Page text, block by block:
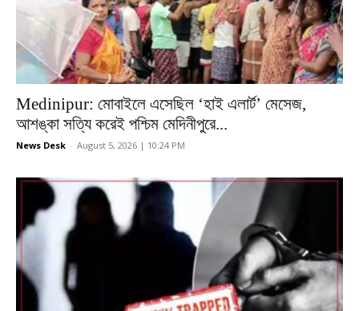
Medinipur: মোবাইলে এসেছিল ‘হাই এলার্ট’ মেসেজ,
আশঙ্কা সত্যি করেই পশ্চিম মেদিনীপুরে...
News Desk - August 5, 2026 | 10:24 PM